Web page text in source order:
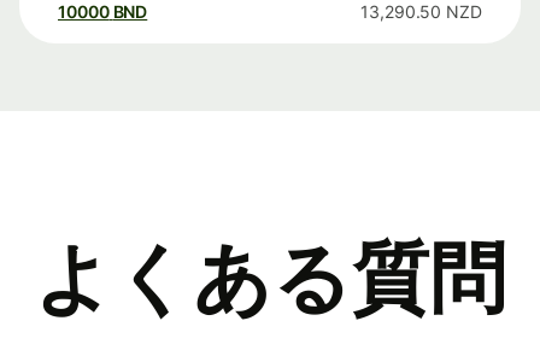
10000 BND 13,290.50 NZD
よくある質問